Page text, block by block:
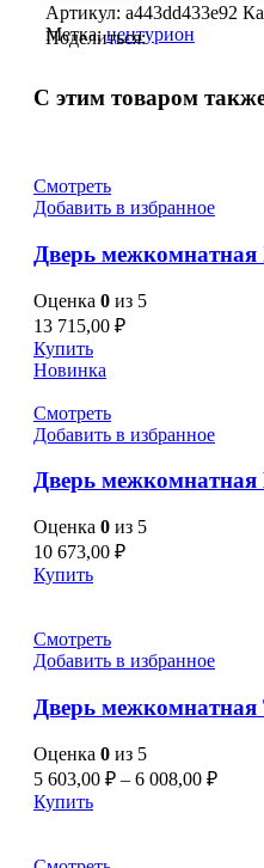
Артикул: a443dd433e92
Метка: центурион
Поделиться:
С этим товаром
Смотреть
Добавить в избранное
Дверь межкомнатная
Оценка 0 из 5
13 715,00 ₽
Купить
Новинка
Смотреть
Добавить в избранное
Дверь межкомнатная
Оценка 0 из 5
10 673,00 ₽
Купить
Смотреть
Добавить в избранное
Дверь межкомнатная
Оценка 0 из 5
5 603,00 ₽ – 6 008,00 ₽
Купить